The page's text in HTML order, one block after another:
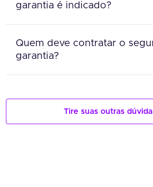
garantia é indicado?
Quem deve contratar o
garantia?
Tire suas outras